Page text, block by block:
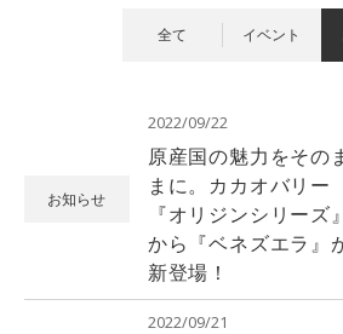
全て イベント
お知らせ
2022/09/22
原産国の魅力をその
まに。カカオバリー
『オリジンシリーズ』
から『ベネズエラ』
新登場！
2022/09/21